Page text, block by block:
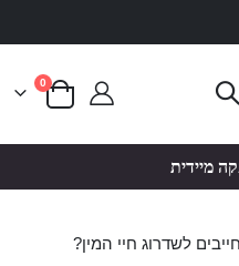
סל קניות
0פריטים
מיידית
לשדרוג חיי המין?